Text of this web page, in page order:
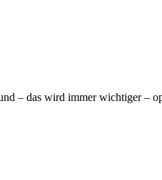
– das wird immer wichtiger –